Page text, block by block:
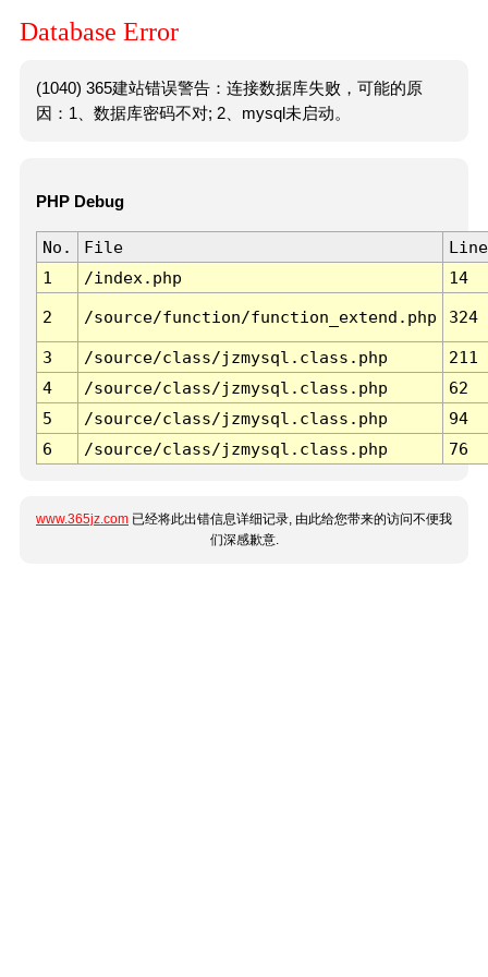
Database Error
(1040) 365建站错误警告：连接数据库失败，可能的原
因：1、数据库密码不对; 2、mysql未启动。
PHP Debug
No. File
Line
1
/index.php 14
2 /source/function/function_extend.php 324
3 /source/class/jzmysql.class.php
211
4
/source/class/jzmysql.class.php
62
5
/source/class/jzmysql.class.php
94
6
/source/class/jzmysql.class.php 76
www.365jz.com 已经将此出错信息详细记录, 由此给您带来的访问不便我
们深感歉意.